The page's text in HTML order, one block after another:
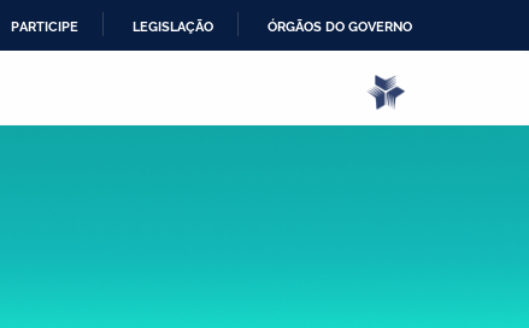
PARTICIPE LEGISLAÇÃO ÓRGÃOS DO GOVERNO